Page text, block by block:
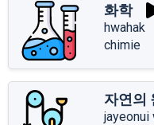
화학
hwahak
chimie
자연의
jayeonui